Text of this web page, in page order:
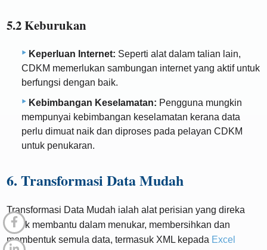
5.2 Keburukan
Keperluan Internet: Seperti alat dalam talian lain,
CDKM memerlukan sambungan internet yang aktif untuk
berfungsi dengan baik.
Kebimbangan Keselamatan: Pengguna mungkin
mempunyai kebimbangan keselamatan kerana data
perlu dimuat naik dan diproses pada pelayan CDKM
untuk penukaran.
6. Transformasi Data Mudah
Transformasi Data Mudah ialah alat perisian yang direka
untuk membantu dalam menukar, membersihkan dan
membentuk semula data, termasuk XML kepada Excel